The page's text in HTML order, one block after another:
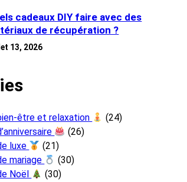
cadeaux DIY faire avec des
de récupération ?
13, 2026
être et relaxation
(24)
(26)
luxe
(21)
mariage
(30)
Noël
(30)